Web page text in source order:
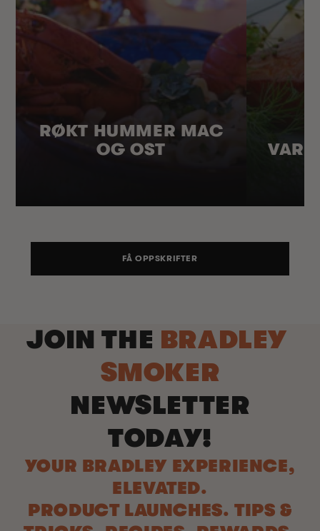
RØKT HUMMER MAC
OG OST
FÅ OPPSKRIFTER
JOIN THE BRADLEY
SMOKER
NEWSLETTER
TODAY!
YOUR BRADLEY EXPERIENCE,
ELEVATED.
PRODUCT LAUNCHES. TIPS &